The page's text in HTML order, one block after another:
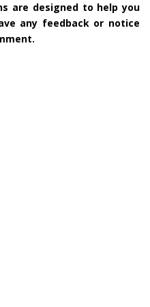
are designed to help you
any feedback or notice